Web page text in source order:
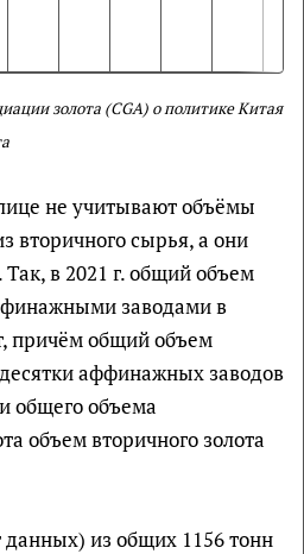
золота (CGA) о политике Китая
не учитывают объёмы
вторичного сырья, а они
в 2021 г. общий объем
заводами в
причём общий объем
аффинажных заводов
общего объема
объем вторичного золота
данных) из общих 1156 тонн